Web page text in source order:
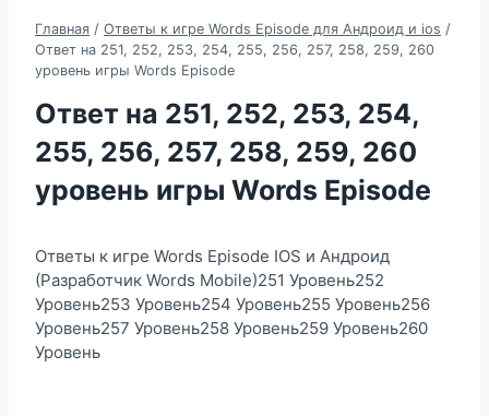
Главная / Ответы к игре Words Episode для Андроид и ios /
Ответ на 251, 252, 253, 254, 255, 256, 257, 258, 259, 260
уровень игры Words Episode
Ответ на 251, 252, 253, 254,
255, 256, 257, 258, 259, 260
уровень игры Words Episode
Ответы к игре Words Episode IOS и Андроид
(Разработчик Words Mobile)251 Уровень252
Уровень253 Уровень254 Уровень255 Уровень256
Уровень257 Уровень258 Уровень259 Уровень260
Уровень